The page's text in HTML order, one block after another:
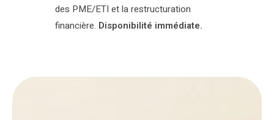
des PME/ETI et la restructuration
financière. Disponibilité immédiate.